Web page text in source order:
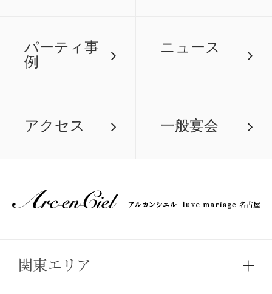
パーティ事
例
ニュース
アクセス 一般宴会
関東エリア